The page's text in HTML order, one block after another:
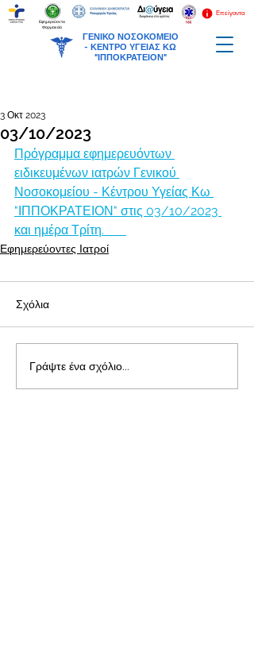
ΓΕΝΙΚΟ ΝΟΣΟΚΟΜΕΙΟ
- ΚΕΝΤΡΟ ΥΓΕΙΑΣ ΚΩ
"ΙΠΠΟΚΡΑΤΕΙΟΝ"
Επείγοντα
Εφημερεύοντα
Φαρμακεία
03/10/2023
3 Οκτ 2023
Πρόγραμμα εφημερευόντων
ειδικευμένων ιατρών Γενικού
Νοσοκομείου - Κέντρου Υγείας Κω
"ΙΠΠΟΚΡΑΤΕΙΟΝ" στις 03/10/2023
και ημέρα Τρίτη.
Εφημερεύοντες Ιατροί
Σχόλια
Γράψτε ένα σχόλιο...